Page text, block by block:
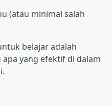
(atau minimal salah
belajar adalah
yang efektif di dalam